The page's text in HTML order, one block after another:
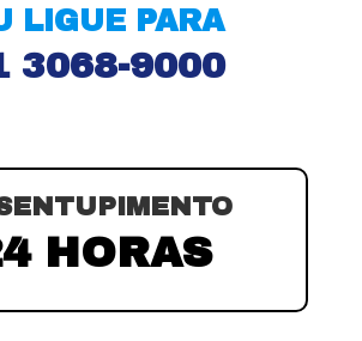
LIGUE PARA
3068-9000
HORAS